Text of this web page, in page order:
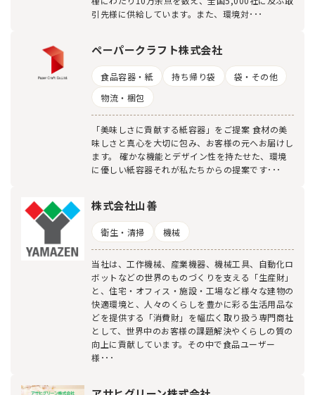
引先様に供給しています。また、環境対･･･
ペーパークラフト株式会社
食品容器・紙 持ち帰り袋
袋・その他
物流・梱包
「美味しさに貢献する紙容器」をご提案 食材の美
味しさと真心を大切に包み、お客様の元へお届けし
ます。 確かな機能とデザイン性を持たせた、環境
に優しい紙容器それが私たちからの提案です･･･
株式会社山善
衛生・清掃 機械
当社は、工作機械、産業機器、機械工具、自動化ロ
ボットなどの世界のものづくりを支える「生産財」
と、住宅・オフィス・施設・工場など様々な建物の
快適環境と、人々のくらしを豊かに彩る生活用品な
どを提供する「消費財」を幅広く取り扱う専門商社
として、世界中のお客様の課題解決やくらしの質の
向上に貢献しています。その中で食品ユーザー
様･･･